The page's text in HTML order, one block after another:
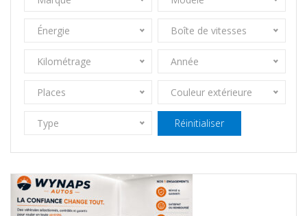
Énergie Boîte de vitesses
Kilométrage Année
Places Couleur extérieure
Type Réinitialiser